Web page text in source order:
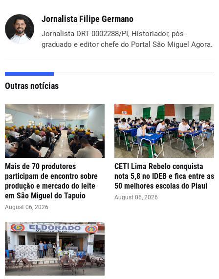
Jornalista Filipe Germano
Jornalista DRT 0002288/PI, Historiador, pós-
graduado e editor chefe do Portal São Miguel Agora.
Outras notícias
Mais de 70 produtores
participam de encontro sobre
produção e mercado do leite
em São Miguel do Tapuio
August 06, 2026
CETI Lima Rebelo conquista
nota 5,8 no IDEB e fica entre as
50 melhores escolas do Piauí
August 06, 2026